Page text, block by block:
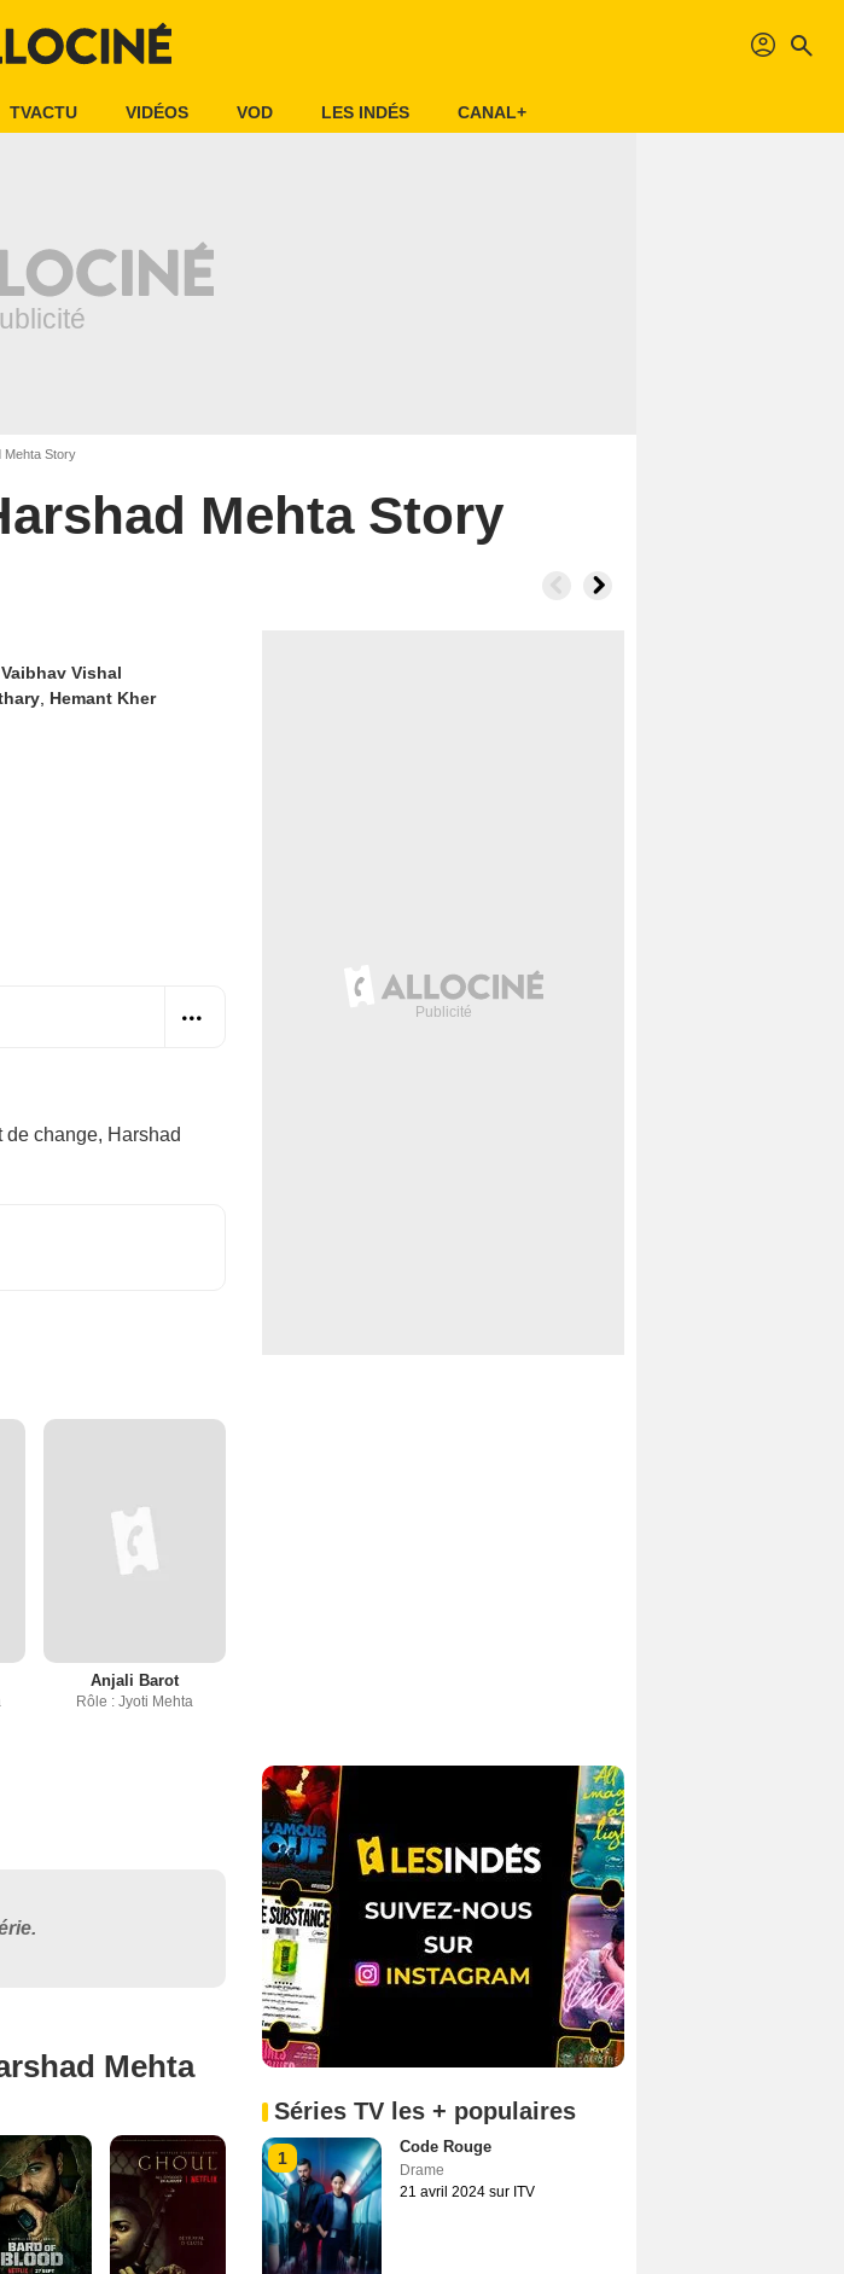
profil search
TVACTU VIDÉOS VOD LES INDÉS CANAL+
Mehta Story
Mehta Story
Vaibhav Vishal
Hemant Kher
change, Harshad
Anjali Barot
Rôle : Jyoti Mehta
Mehta
Séries TV les + populaires
1
Code Rouge
Drame
21 avril 2024 sur ITV